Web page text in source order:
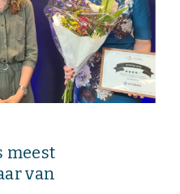
meest
van